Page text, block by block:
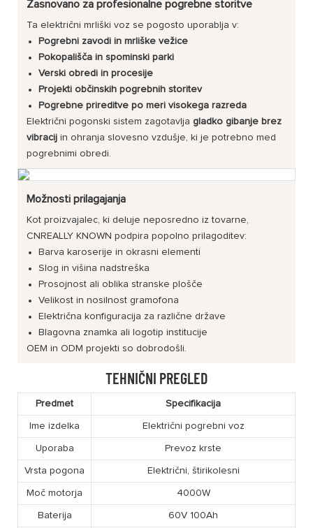
Zasnovano za profesionalne pogrebne storitve
Ta električni mrliški voz se pogosto uporablja v:
Pogrebni zavodi in mrliške vežice
Pokopališča in spominski parki
Verski obredi in procesije
Projekti občinskih pogrebnih storitev
Pogrebne prireditve po meri visokega razreda
Električni pogonski sistem zagotavlja gladko gibanje brez
vibracij in ohranja slovesno vzdušje, ki je potrebno med
pogrebnimi obredi.
Možnosti prilagajanja
Kot proizvajalec, ki deluje neposredno iz tovarne,
CNREALLY KNOWN podpira popolno prilagoditev:
Barva karoserije in okrasni elementi
Slog in višina nadstreška
Prosojnost ali oblika stranske plošče
Velikost in nosilnost gramofona
Električna konfiguracija za različne države
Blagovna znamka ali logotip institucije
OEM in ODM projekti so dobrodošli.
TEHNIČNI PREGLED
Predmet Specifikacija
Ime izdelka Električni pogrebni voz
Uporaba Prevoz krste
Vrsta pogona Električni, štirikolesni
Moč motorja 4000W
Baterija 60V 100Ah